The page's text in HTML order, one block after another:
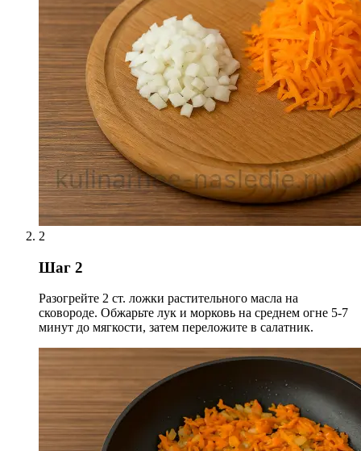
2
Шаг 2
Разогрейте 2 ст. ложки растительного масла на
сковороде. Обжарьте лук и морковь на среднем огне 5-7
минут до мягкости, затем переложите в салатник.